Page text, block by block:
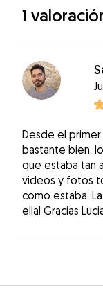
1
Desde el
bastante bien,
que estaba tan
videos y fotos
como estaba.
ella! Gracias